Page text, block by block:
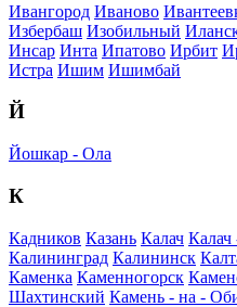
Ивангород Иваново
Избербаш Изобильный
Инсар Инта Ипатово Ирбит
Истра Ишим Ишимбай
Й
Йошкар - Ола
К
Кадников Казань Калач Калач
Калининград Калининск
Каменка Каменногорск
Шахтинский Камень - на -